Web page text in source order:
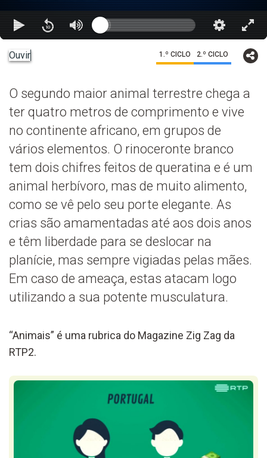
Ouvir 1.º CICLO 2.º CICLO
O segundo maior animal terrestre chega a
ter quatro metros de comprimento e vive
no continente africano, em grupos de
vários elementos. O rinoceronte branco
tem dois chifres feitos de queratina e é um
animal herbívoro, mas de muito alimento,
como se vê pelo seu porte elegante. As
crias são amamentadas até aos dois anos
e têm liberdade para se deslocar na
planície, mas sempre vigiadas pelas mães.
Em caso de ameaça, estas atacam logo
utilizando a sua potente musculatura.
“Animais” é uma rubrica do Magazine Zig Zag da
RTP2.